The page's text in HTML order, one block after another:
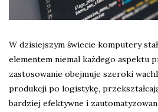
W dzisiejszym świecie komputery
elementem niemal każdego aspektu
zastosowanie obejmuje szeroki
produkcji po logistykę,
bardziej efektywne i